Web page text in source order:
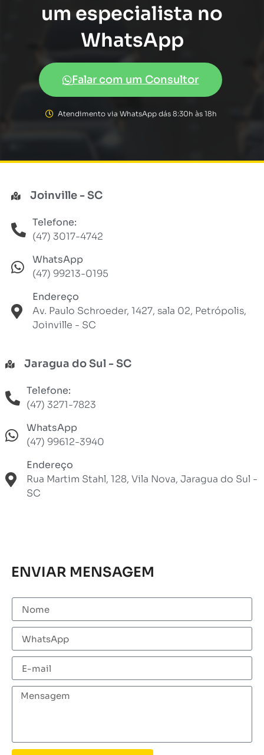
um especialista no
WhatsApp
Falar com um Consultor
Atendimento via WhatsApp dás 8:30h às 18h
Joinville - SC
Telefone:
(47) 3017-4742
WhatsApp
(47) 99213-0195
Endereço
Av. Paulo Schroeder, 1427, sala 02, Petrópolis,
Joinville - SC
Jaragua do Sul - SC
Telefone:
(47) 3271-7823
WhatsApp
(47) 99612-3940
Endereço
Rua Martim Stahl, 128, Vila Nova, Jaragua do Sul -
SC
ENVIAR MENSAGEM